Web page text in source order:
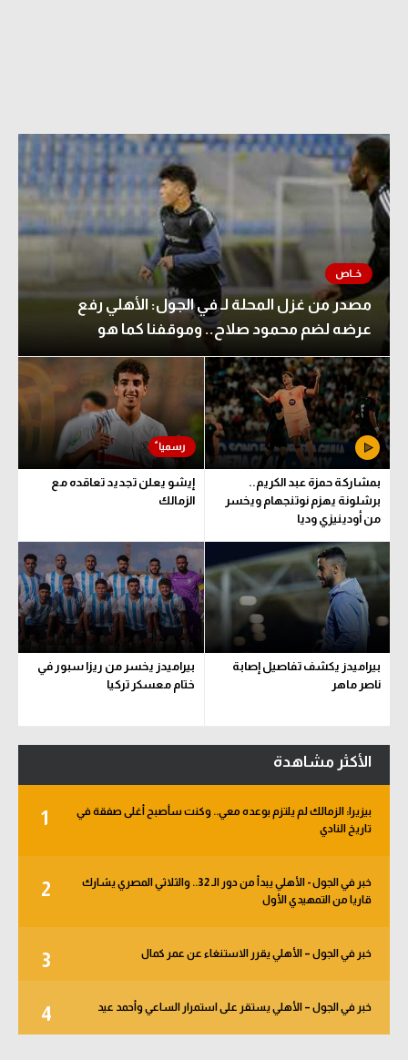
مصدر من غزل المحلة لـ في الجول: الأهلي رفع
عرضه لضم محمود صلاح.. وموقفنا كما هو
بمشاركة حمزة عبد الكريم..
برشلونة يهزم نوتنجهام ويخسر
من أودينيزي وديا
إيشو يعلن تجديد تعاقده مع
الزمالك
بيراميدز يكشف تفاصيل إصابة
ناصر ماهر
بيراميدز يخسر من ريزا سبور في
ختام معسكر تركيا
الأكثر مشاهدة
1
بيزيرا: الزمالك لم يلتزم بوعده معي.. وكنت سأصبح أغلى صفقة في
تاريخ النادي
2
خبر في الجول - الأهلي يبدأ من دور الـ 32.. والثلاثي المصري يشارك
قاريا من التمهيدي الأول
3 خبر في الجول – الأهلي يقرر الاستنغاء عن عمر كمال
4 خبر في الجول – الأهلي يستقر على استمرار الساعي وأحمد عيد